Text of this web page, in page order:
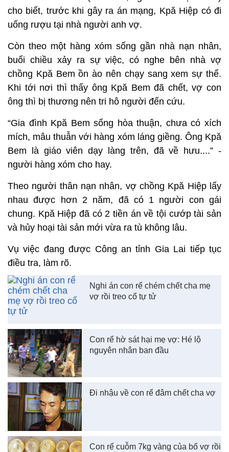
cho biết, trước khi gây ra án mạng, Kpă Hiệp có đi
uống rượu tại nhà người anh vợ.
Còn theo một hàng xóm sống gần nhà nạn nhân,
buổi chiều xảy ra sự việc, có nghe bên nhà vợ
chồng Kpă Bem ồn ào nên chạy sang xem sự thể.
Khi tới nơi thì thấy ông Kpă Bem đã chết, vợ con
ông thì bị thương nên tri hô người đến cứu.
“Gia đình Kpă Bem sống hòa thuận, chưa có xích
mích, mâu thuẫn với hàng xóm láng giềng. Ông Kpă
Bem là giáo viên dạy làng trên, đã về hưu....” -
người hàng xóm cho hay.
Theo người thân nạn nhân, vợ chồng Kpă Hiệp lấy
nhau được hơn 2 năm, đã có 1 người con gái
chung. Kpă Hiệp đã có 2 tiền án về tội cướp tài sản
và hủy hoại tài sản mới vừa ra tù không lâu.
Vụ việc đang được Công an tỉnh Gia Lai tiếp tục
điều tra, làm rõ.
Nghi án con rể chém chết cha mẹ
vợ rồi treo cổ tự tử
Con rể hờ sát hại mẹ vợ: Hé lộ
nguyên nhân ban đầu
Đi nhậu về con rể đâm chết cha vợ
Con rể cuỗm 7kg vàng của bố vợ rồi